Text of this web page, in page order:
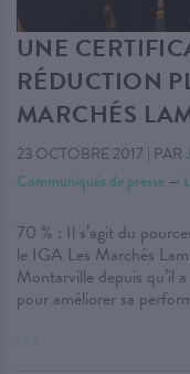
UNE
RÉDUCTION
MARCHÉS
23 OCTOBRE 2017 | PAR
Communiqués de presse —
70 % : Il s’agit du
le IGA Les Marchés
Montarville depuis qu’il
pour améliorer sa
. . .